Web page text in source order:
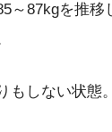
～87kgを推
しない状態。